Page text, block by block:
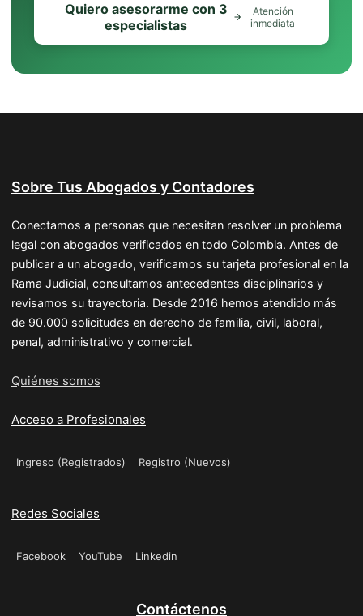
Quiero asesorarme con 3
especialistas
Atención
inmediata
Sobre Tus Abogados y Contadores
Conectamos a personas que necesitan resolver un problema
legal con abogados verificados en todo Colombia. Antes de
publicar a un abogado, verificamos su tarjeta profesional en la
Rama Judicial, consultamos antecedentes disciplinarios y
revisamos su trayectoria. Desde 2016 hemos atendido más
de 90.000 solicitudes en derecho de familia, civil, laboral,
penal, administrativo y comercial.
Quiénes somos
Acceso a Profesionales
Ingreso (Registrados) Registro (Nuevos)
Redes Sociales
Facebook YouTube Linkedin
Contáctenos